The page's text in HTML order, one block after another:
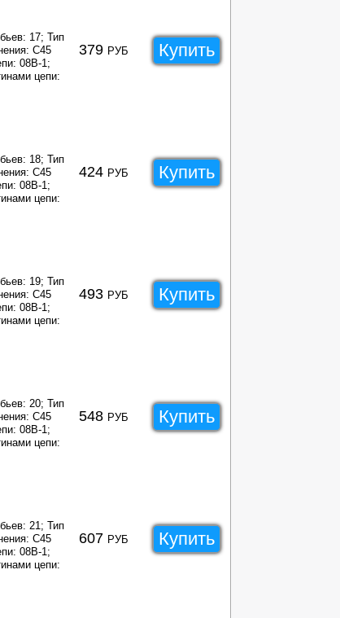
17; Тип
C45
08B-1;
цепи:
379 РУБ Купить
18; Тип
C45
08B-1;
цепи:
424 РУБ Купить
19; Тип
C45
08B-1;
цепи:
493 РУБ Купить
20; Тип
C45
08B-1;
цепи:
548 РУБ Купить
21; Тип
C45
08B-1;
цепи:
607 РУБ Купить